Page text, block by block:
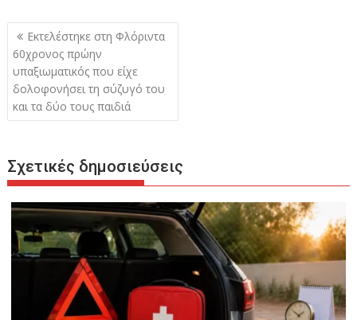
Πλοήγηση
άρθρων
Εκτελέστηκε στη Φλόριντα
60χρονος πρώην
υπαξιωματικός που είχε
δολοφονήσει τη σύζυγό του
και τα δύο τους παιδιά
Σχετικές δημοσιεύσεις